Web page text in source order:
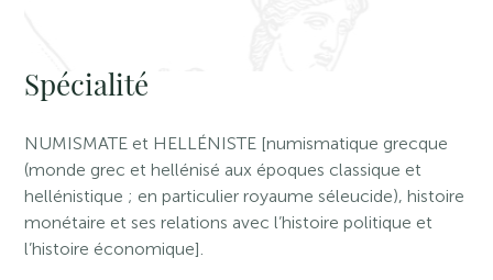
Spécialité
NUMISMATE et HELLÉNISTE [numismatique grecque
(monde grec et hellénisé aux époques classique et
hellénistique ; en particulier royaume séleucide), histoire
monétaire et ses relations avec l’histoire politique et
l’histoire économique].